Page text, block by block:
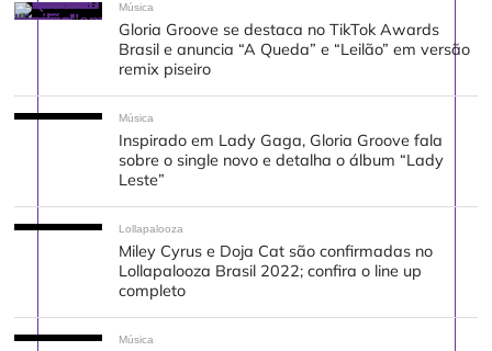
Música
Gloria Groove se destaca no TikTok Awards
Brasil e anuncia “A Queda” e “Leilão” em versão
remix piseiro
Música
Inspirado em Lady Gaga, Gloria Groove fala
sobre o single novo e detalha o álbum “Lady
Leste”
Lollapalooza
Miley Cyrus e Doja Cat são confirmadas no
Lollapalooza Brasil 2022; confira o line up
completo
Música